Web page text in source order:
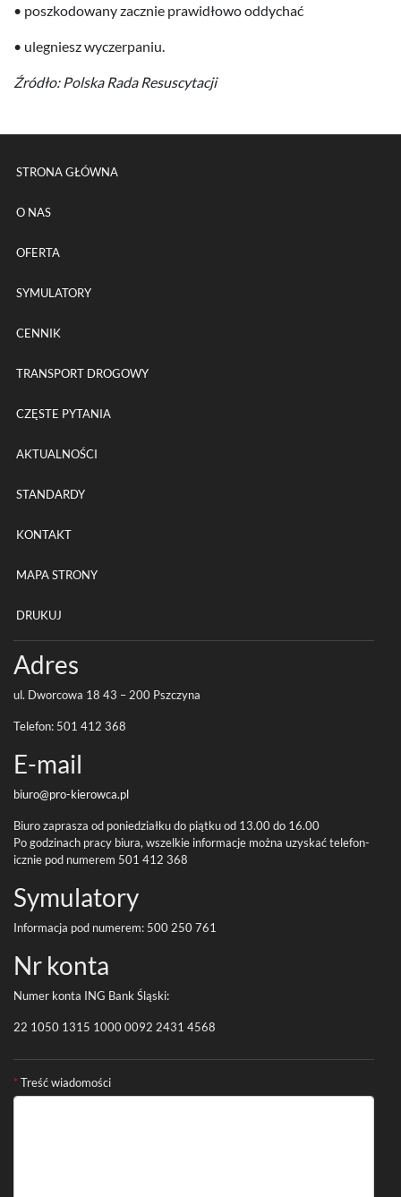
• poszkodowany zacznie praw­idłowo oddychać
• uleg­niesz wyczerpaniu.
Źródło: Pol­ska Rada Resuscytacji
Menu główne powtórzone na
STRONA GŁÓWNA
O NAS
OFERTA
SYMULATORY
CENNIK
TRANSPORT DROGOWY
CZĘSTE PYTANIA
AKTUALNOŚCI
STANDARDY
KONTAKT
MAPA STRONY
DRUKUJ
Adres
ul. Dwor­cowa 18 43 – 200 Pszczyna
Tele­fon: 501 412 368
E-​mail
biuro@pro-kierowca.pl
Biuro zaprasza od poniedzi­ałku do piątku od 13.00do 16.00
Po godz­i­nach pracy biura, wszelkie infor­ma­cje można uzyskać tele­fon­
icznie pod numerem 501 412 368
Symu­la­tory
Infor­ma­cja pod numerem: 500 250761
Nr konta
Numer konta ING Bank Śląski:
22 1050 1315 10000092 2431 4568
Formularz kontaktowy
*Treść wiadomości